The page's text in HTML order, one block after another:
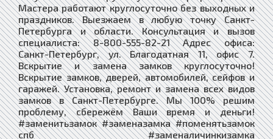
Мастера работают круглосуточно без выходных и
праздников. Выезжаем в любую точку Санкт-
Петербурга и области. Консультация и вызов
специалиста: 8-800-555-82-21 Адрес офиса:
Санкт-Петербург, ул. Благодатная 11, офис 7.
Вскрытие и замена замков круглосуточно!
Вскрытие замков, дверей, автомобилей, сейфов и
гаражей. Установка, ремонт и замена всех видов
замков в Санкт-Петербурге. Мы 100% решим
проблему, сбережём Ваши время и деньги!
#заменитьзамок #заменазамка #поменятьзамок
спб #заменаличинкизамка